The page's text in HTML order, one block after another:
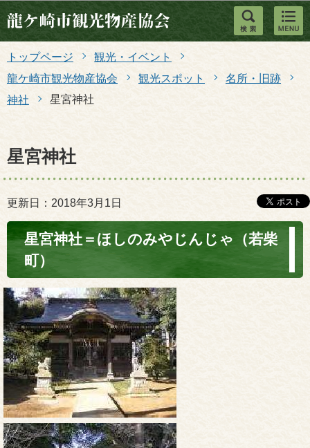
このページの本文へ移動
トップページ
観光・イベント
龍ケ崎市観光物産協会
観光スポット
名所・旧跡
神社
星宮神社
星宮神社
更新日：2018年3月1日
星宮神社＝ほしのみやじんじゃ（若柴
町）